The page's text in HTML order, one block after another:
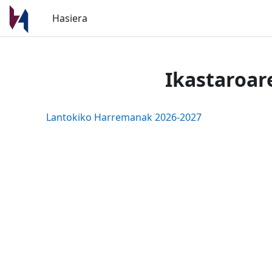
Joan eduki nagusira zuzenean
Hasiera
Lantokiko Harremanak 2026-2027